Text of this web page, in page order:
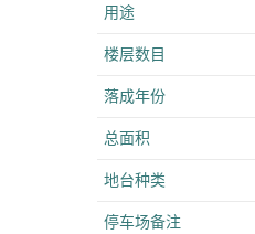
用途
楼层数目
落成年份
总面积
地台种类
停车场备注